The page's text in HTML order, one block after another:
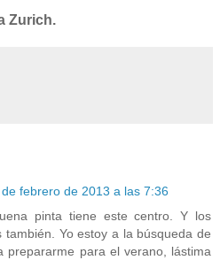
Zurich.
de febrero de 2013 a las 7:36
pinta tiene este centro. Y los
también. Yo estoy a la búsqueda de
prepararme para el verano, lástima